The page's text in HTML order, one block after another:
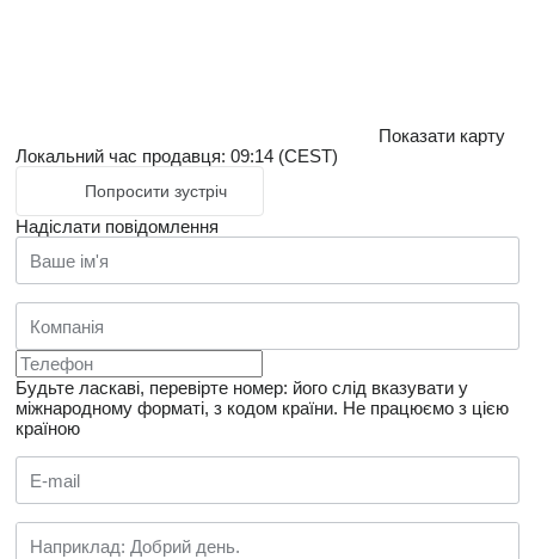
Показати карту
Локальний час продавця: 09:14 (CEST)
Попросити зустріч
Надіслати повідомлення
Будьте ласкаві, перевірте номер: його слід вказувати у
міжнародному форматі, з кодом країни. Не працюємо з цією
країною